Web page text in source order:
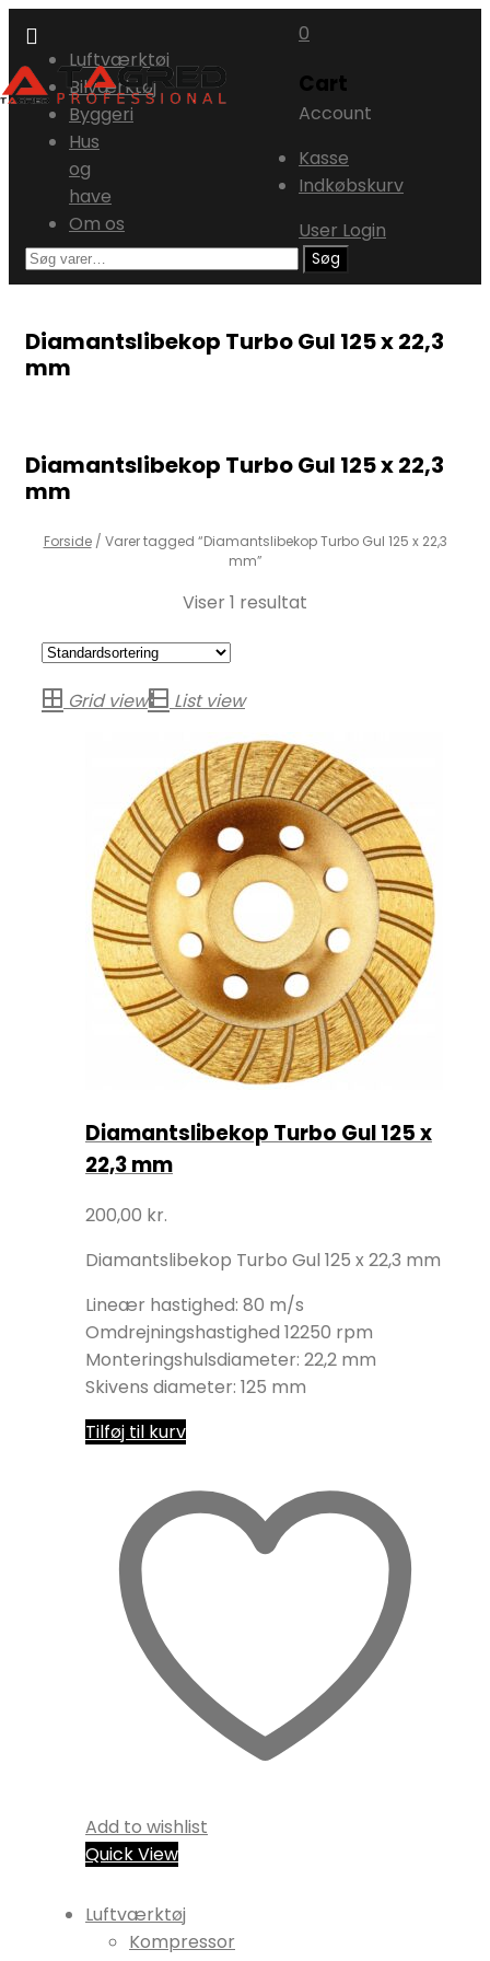
Skip
to
content
Luftværktøj
Bilværktøj
Byggeri
Hus
og
have
Om os
0
Cart
Account
Kasse
Indkøbskurv
User Login
Søg
efter:
Søg
Diamantslibekop Turbo Gul 125 x 22,3
mm
Diamantslibekop Turbo Gul 125 x 22,3
mm
Forside/ Varer tagged “Diamantslibekop Turbo Gul 125 x 22,3
mm”
Viser 1 resultat
Grid view List view
Diamantslibekop Turbo Gul 125 x
22,3 mm
200,00 kr.
Diamantslibekop Turbo Gul 125 x 22,3 mm
Lineær hastighed: 80 m/s
Omdrejningshastighed 12250 rpm
Monteringshulsdiameter: 22,2 mm
Skivens diameter: 125 mm
Tilføj til kurv
Add to wishlist
Quick View
Luftværktøj
Kompressor